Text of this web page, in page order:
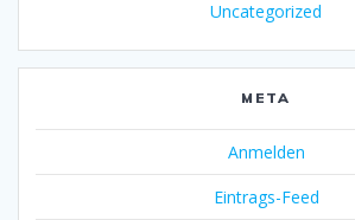
Uncategorized
META
Anmelden
Eintrags-Feed